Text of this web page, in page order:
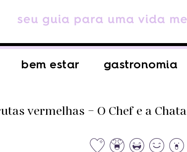
bem estar gastronomia
vermelhas – O Chef e a Chata